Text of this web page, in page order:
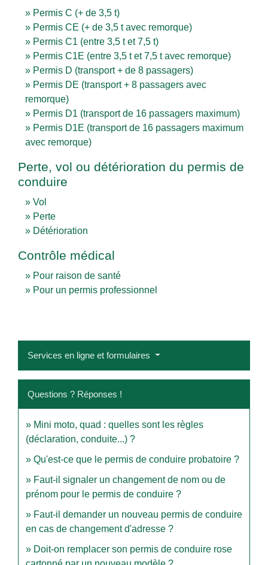
Permis C (+ de 3,5 t)
Permis CE (+ de 3,5 t avec remorque)
Permis C1 (entre 3,5 t et 7,5 t)
Permis C1E (entre 3,5 t et 7,5 t avec remorque)
Permis D (transport + de 8 passagers)
Permis DE (transport + 8 passagers avec
remorque)
Permis D1 (transport de 16 passagers maximum)
Permis D1E (transport de 16 passagers maximum
avec remorque)
Perte, vol ou détérioration du permis de
conduire
Vol
Perte
Détérioration
Contrôle médical
Pour raison de santé
Pour un permis professionnel
Services en ligne et formulaires
Questions ? Réponses !
Mini moto, quad : quelles sont les règles
(déclaration, conduite...) ?
Qu'est-ce que le permis de conduire probatoire ?
Faut-il signaler un changement de nom ou de
prénom pour le permis de conduire ?
Faut-il demander un nouveau permis de conduire
en cas de changement d'adresse ?
Doit-on remplacer son permis de conduire rose